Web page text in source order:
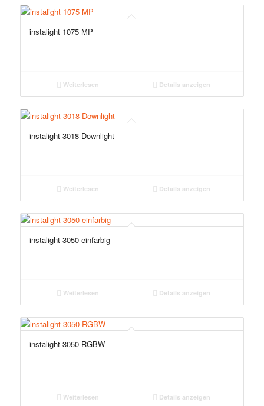
instalight 1075 MP
Weiterlesen Details anzeigen
instalight 3018 Downlight
Weiterlesen Details anzeigen
instalight 3050 einfarbig
Weiterlesen Details anzeigen
instalight 3050 RGBW
Weiterlesen Details anzeigen